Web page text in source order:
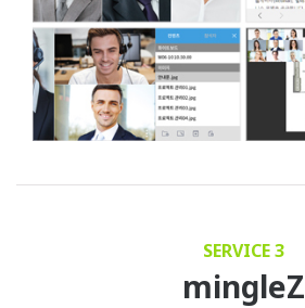
SERVICE 3
mingleZ